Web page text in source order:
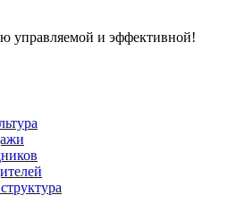
управляемой и эффективной!